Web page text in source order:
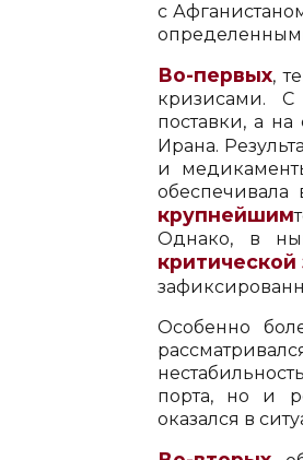
с
Во-первых,
кризисами. С
поставки, а
Ирана.
и
крупнейшим
Однако, в
Особенно
порта, но и
оказался в